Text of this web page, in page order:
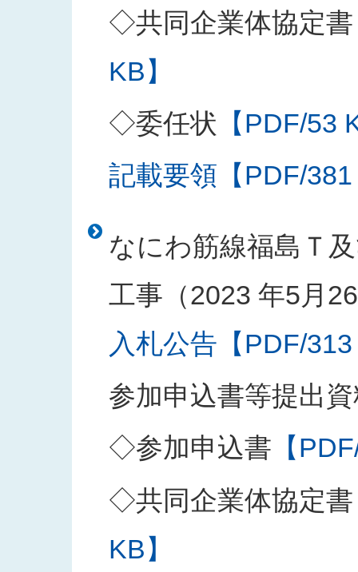
◇共同企業体協定書
KB】
◇委任状 【PDF/53
記載要領【PDF/
なにわ筋線福島Ｔ
工事（2023 年5月
入札公告【PDF/
参加申込書等提出
◇参加申込書 【
◇共同企業体協定書
KB】